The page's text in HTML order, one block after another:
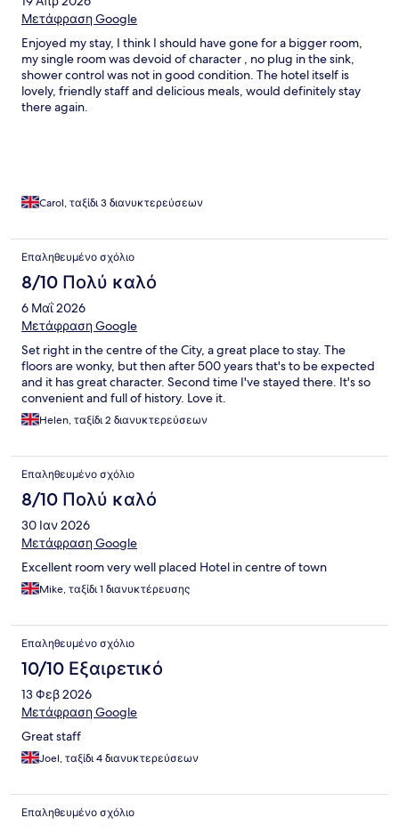
Μετάφραση Google
Enjoyed my stay, I think I should have gone for a bigger room,
my single room was devoid of character , no plug in the sink,
shower control was not in good condition. The hotel itself is
lovely, friendly staff and delicious meals, would definitely stay
there again.
Carol, ταξίδι 3 διανυκτερεύσεων
Επαληθευμένο σχόλιο
8/10 Πολύ καλό
6 Μαΐ 2026
Μετάφραση Google
Set right in the centre of the City, a great place to stay. The
floors are wonky, but then after 500 years that's to be expected
and it has great character. Second time I've stayed there. It's so
convenient and full of history. Love it.
Helen, ταξίδι 2 διανυκτερεύσεων
Επαληθευμένο σχόλιο
8/10 Πολύ καλό
30 Ιαν 2026
Μετάφραση Google
Excellent room very well placed Hotel in centre of town
Mike, ταξίδι 1 διανυκτέρευσης
Επαληθευμένο σχόλιο
10/10 Εξαιρετικό
13 Φεβ 2026
Μετάφραση Google
Great staff
Joel, ταξίδι 4 διανυκτερεύσεων
Επαληθευμένο σχόλιο